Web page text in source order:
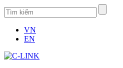
VN
EN